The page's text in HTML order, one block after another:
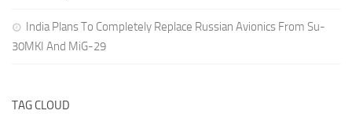
India Plans To Completely Replace Russian Avionics From Su-
30MKI And MiG-29
TAG CLOUD